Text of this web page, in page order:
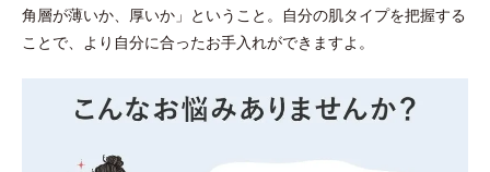
角層が薄いか、厚いか」ということ。自分の肌タイプを把握する
ことで、より自分に合ったお手入れができますよ。